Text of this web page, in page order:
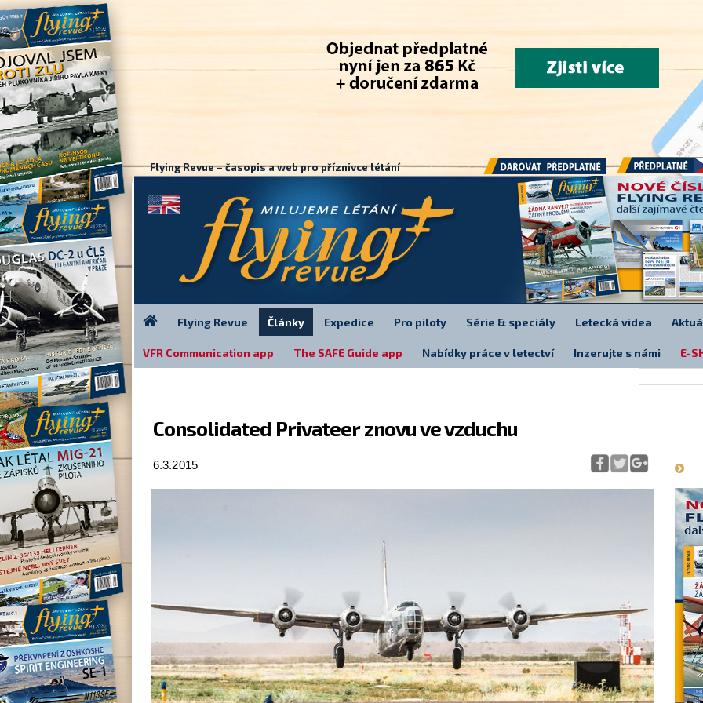
Consolidated Privateer znovu ve vzduchu
6.3.2015
Flying Revue – časopis a web pro příznivce létání
Darovat předplatné Předplatné
Flying Revue Články Expedice Pro piloty Série & speciály Letecká videa
VFR Communication app The SAFE Guide app Nabídky práce v letectví Inzerujte s námi E-